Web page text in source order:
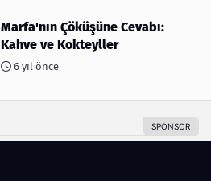
Marfa'nın Çöküşüne Cevabı:
Kahve ve Kokteyller
6 yıl önce